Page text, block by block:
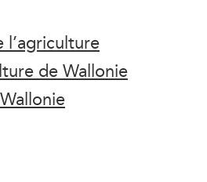
de Wallonie